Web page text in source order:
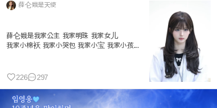
薛仑娥是天使
薛仑娥是我家公主 我家明珠 我家女儿
我家小棉袄 我家小哭包 我家小宝 我家小孩...
226 297